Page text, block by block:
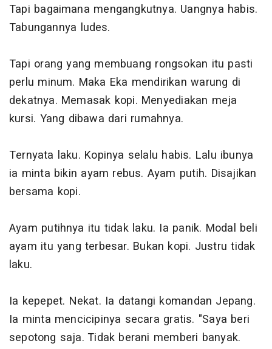
Tapi bagaimana mengangkutnya. Uangnya habis.
Tabungannya ludes.
Tapi orang yang membuang rongsokan itu pasti
perlu minum. Maka Eka mendirikan warung di
dekatnya. Memasak kopi. Menyediakan meja
kursi. Yang dibawa dari rumahnya.
Ternyata laku. Kopinya selalu habis. Lalu ibunya
ia minta bikin ayam rebus. Ayam putih. Disajikan
bersama kopi.
Ayam putihnya itu tidak laku. Ia panik. Modal beli
ayam itu yang terbesar. Bukan kopi. Justru tidak
laku.
Ia kepepet. Nekat. Ia datangi komandan Jepang.
Ia minta mencicipinya secara gratis. "Saya beri
sepotong saja. Tidak berani memberi banyak.